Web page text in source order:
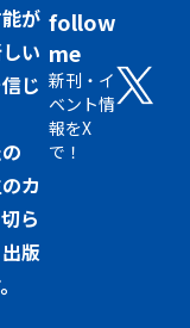
が
い
じ
のカ
ら
版
follow
me
新刊・イ
ベント情
報をX
で！